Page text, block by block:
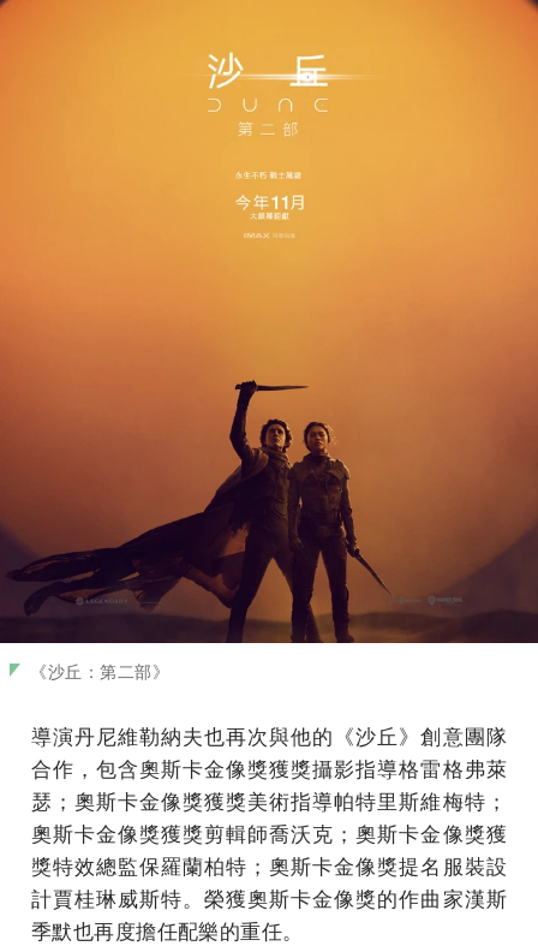
《沙丘：第二部》
導演丹尼維勒納夫也再次與他的《沙丘》創意團隊
合作，包含奧斯卡金像獎獲獎攝影指導格雷格弗萊
瑟；奧斯卡金像獎獲獎美術指導帕特里斯維梅特；
奧斯卡金像獎獲獎剪輯師喬沃克；奧斯卡金像獎獲
獎特效總監保羅蘭柏特；奧斯卡金像獎提名服裝設
計賈桂琳威斯特。榮獲奧斯卡金像獎的作曲家漢斯
季默也再度擔任配樂的重任。